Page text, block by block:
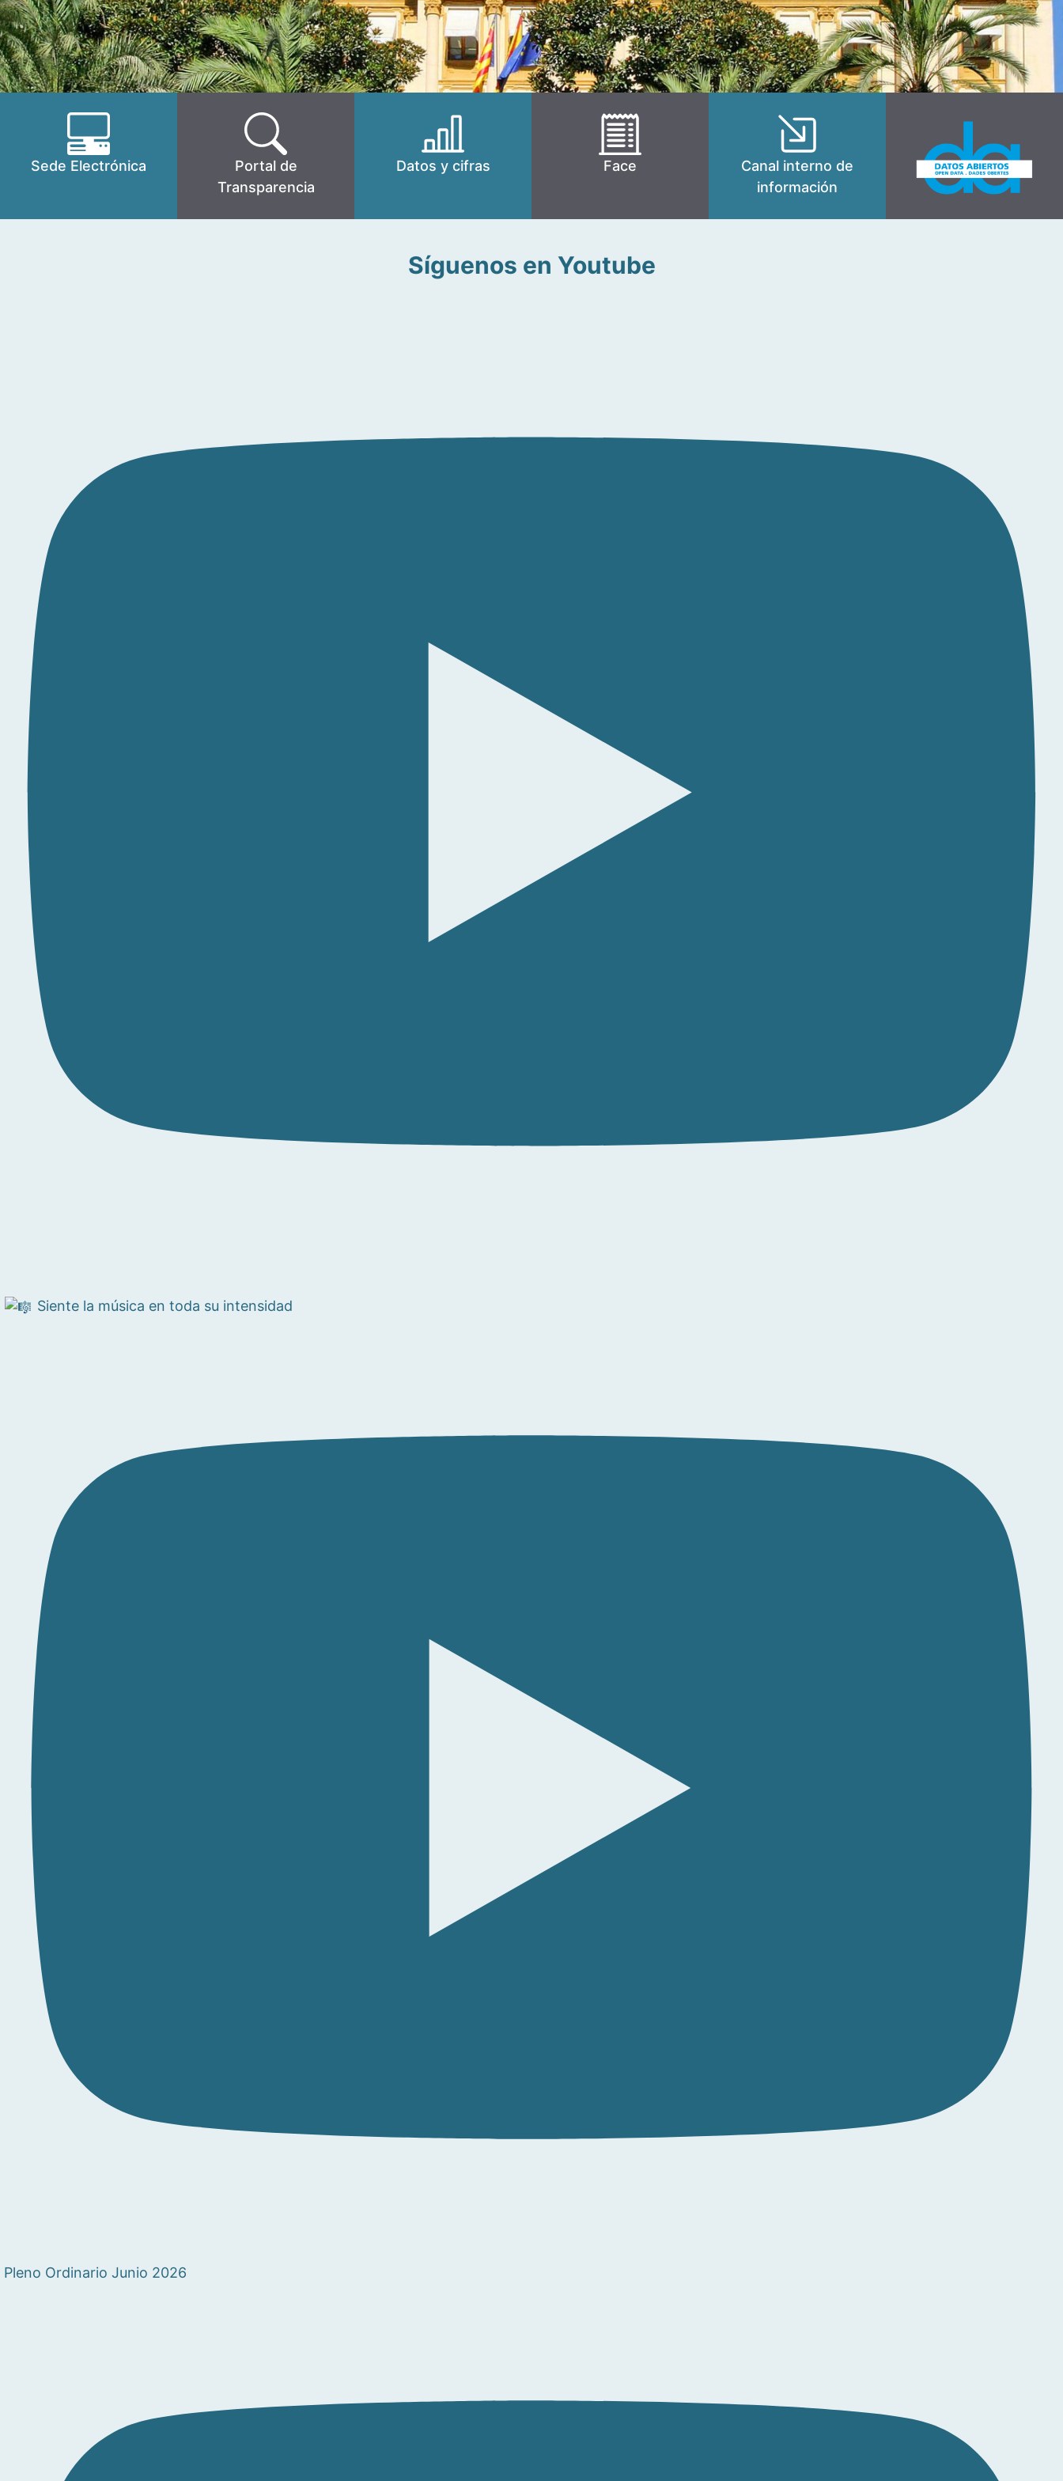
Sede Electrónica
Portal de
Transparencia
Datos y cifras Face
Canal interno de
información
Síguenos en Youtube
Siente la música en toda su intensidad
Pleno Ordinario Junio 2026